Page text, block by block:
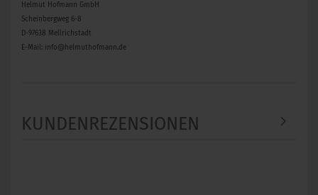
Helmut Hofmann GmbH
Scheinbergweg 6-8
D-97638 Mellrichstadt
E-Mail: info@helmuthofmann.de
KUNDENREZENSIONEN